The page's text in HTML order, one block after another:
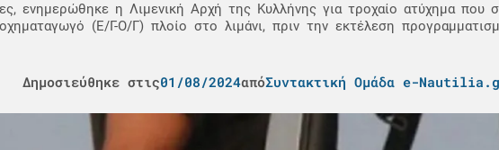
ενημερώθηκε η Λιμενική Αρχή της Κυλλήνης για τροχαίο ατύχημα που
(Ε/Γ-Ο/Γ) πλοίο στο λιμάνι, πριν την εκτέλεση
Δημοσιεύθηκε στις01/08/2024απόΣυντακτική Ομάδα e-